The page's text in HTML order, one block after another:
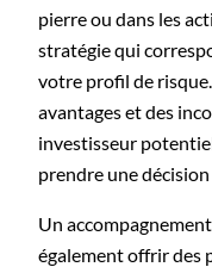
pierre ou dans les
stratégie qui
votre profil de
avantages et des
investisseur
prendre une
Un
également offrir des